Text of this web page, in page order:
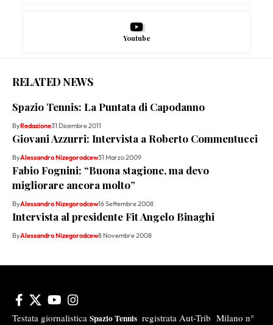
Youtube
RELATED NEWS
Spazio Tennis: La Puntata di Capodanno
ByRedazione31 Dicembre 2011
Giovani Azzurri: Intervista a Roberto Commentucci
ByAlessandro Nizegorodcew31 Marzo 2009
Fabio Fognini: “Buona stagione, ma devo
migliorare ancora molto”
ByAlessandro Nizegorodcew16 Settembre 2008
Intervista al presidente Fit Angelo Binaghi
ByAlessandro Nizegorodcew8 Novembre 2008
Testata giornalistica Spazio Tennis registrata Aut-Trib Milano n°